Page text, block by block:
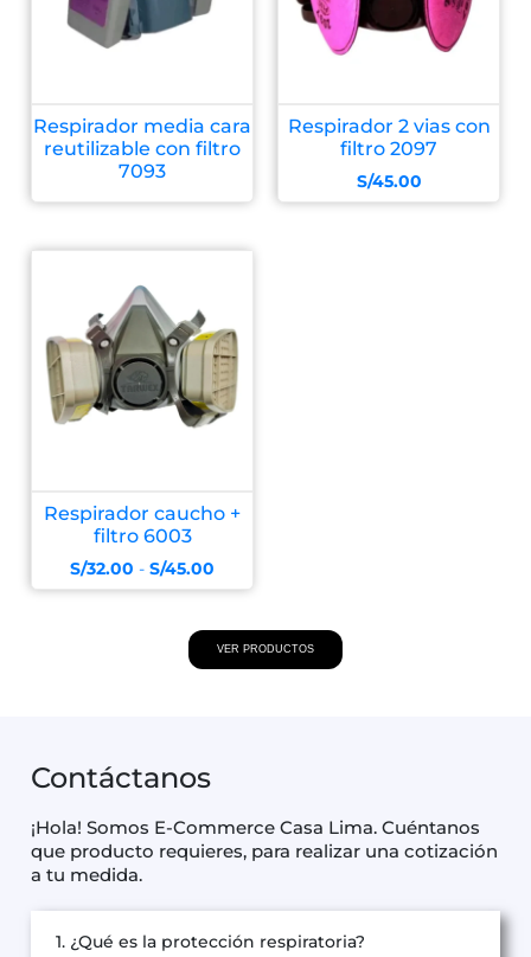
Respirador media cara
reutilizable con filtro
7093
Respirador 2 vias con
filtro 2097
S/45.00
Respirador caucho +
filtro 6003
S/32.00 - S/45.00
VER PRODUCTOS
Contáctanos
¡Hola! Somos E-Commerce Casa Lima. Cuéntanos
que producto requieres, para realizar una cotización
a tu medida.
1. ¿Qué es la protección respiratoria?